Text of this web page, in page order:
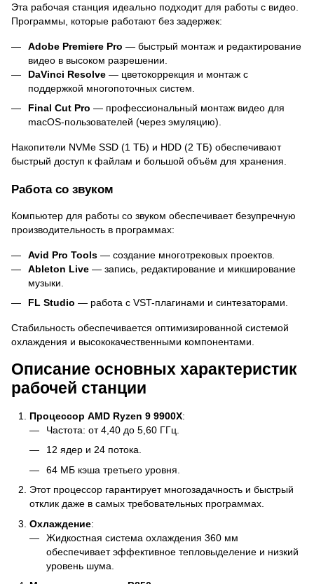
Эта рабочая станция идеально подходит для работы с видео.
Программы, которые работают без задержек:
Adobe Premiere Pro — быстрый монтаж и редактирование
видео в высоком разрешении.
DaVinci Resolve — цветокоррекция и монтаж с
поддержкой многопоточных систем.
Final Cut Pro — профессиональный монтаж видео для
macOS-пользователей (через эмуляцию).
Накопители NVMe SSD (1 ТБ) и HDD (2 ТБ) обеспечивают
быстрый доступ к файлам и большой объём для хранения.
Работа со звуком
Компьютер для работы со звуком обеспечивает безупречную
производительность в программах:
Avid Pro Tools — создание многотрековых проектов.
Ableton Live — запись, редактирование и микширование
музыки.
FL Studio — работа с VST-плагинами и синтезаторами.
Стабильность обеспечивается оптимизированной системой
охлаждения и высококачественными компонентами.
Описание основных характеристик
рабочей станции
Процессор AMD Ryzen 9 9900X:
Частота: от 4,40 до 5,60 ГГц.
12 ядер и 24 потока.
64 МБ кэша третьего уровня.
Этот процессор гарантирует многозадачность и быстрый
отклик даже в самых требовательных программах.
Охлаждение:
Жидкостная система охлаждения 360 мм
обеспечивает эффективное тепловыделение и низкий
уровень шума.